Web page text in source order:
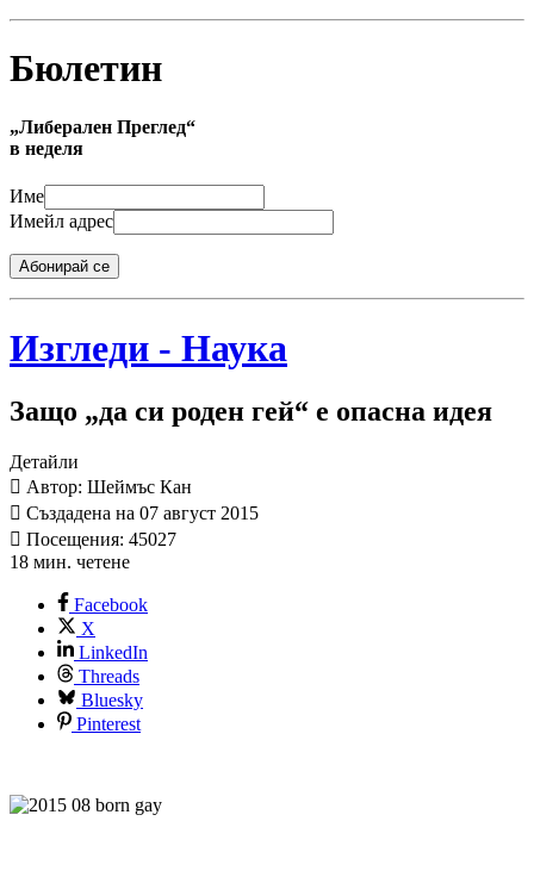
Бюлетин
„Либерален Преглед“
в неделя
Име
Имейл адрес
Абонирай се
Изгледи - Наука
Защо „да си роден гей“ е опасна идея
Детайли
Автор: Шеймъс Кан
Създадена на 07 август 2015
Посещения: 45027
18 мин. четене
Facebook
X
LinkedIn
Threads
Bluesky
Pinterest